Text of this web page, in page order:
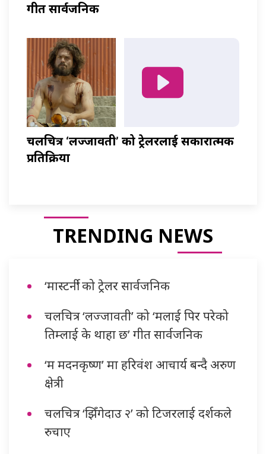
गीत सार्वजनिक
चलचित्र ‘लज्जावती’ को ट्रेलरलाई सकारात्मक
प्रतिक्रिया
TRENDING NEWS
‘मास्टर्नी’ को ट्रेलर सार्वजनिक
चलचित्र ‘लज्जावती’ को ‘मलाई पिर परेको
तिम्लाई के थाहा छ’ गीत सार्वजनिक
‘म मदनकृष्ण’ मा हरिवंश आचार्य बन्दै अरुण
क्षेत्री
चलचित्र ‘झिँगेदाउ २’ को टिजरलाई दर्शकले
रुचाए